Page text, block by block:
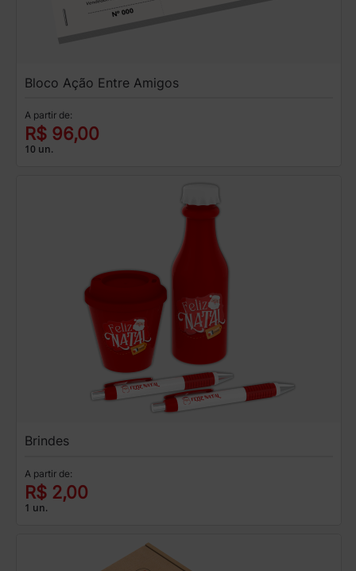
Bloco Ação Entre Amigos
A partir de:
R$ 96,00
10 un.
Brindes
A partir de:
R$ 2,00
1 un.